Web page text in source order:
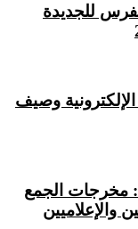
للجديدة
وصيف
مخرجات الجمع
والإعلاميين